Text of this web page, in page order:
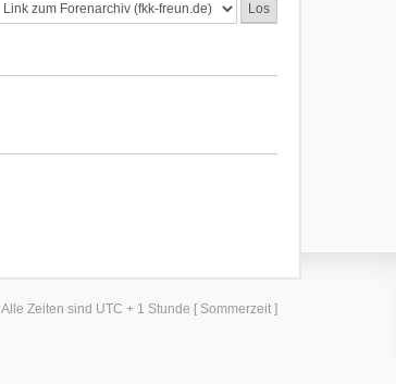
Alle Zeiten sind UTC + 1 Stunde [ Sommerzeit ]